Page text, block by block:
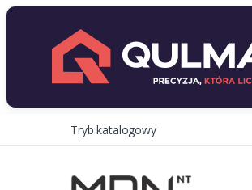
Tryb katalogowy